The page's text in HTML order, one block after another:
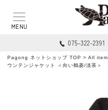
075-322-2391
Pagong ネットショップ TOP > All item
ウンテンジャケット ＜向い鶴菱/淡茶＞